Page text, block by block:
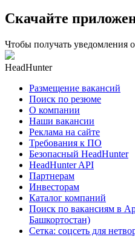
Скачайте
Чтобы получать уведомления
HeadHunter
Размещение вакансий
Поиск по резюме
О компании
Наши вакансии
Реклама на сайте
Требования к ПО
Безопасный HeadHunter
HeadHunter API
Партнерам
Инвесторам
Каталог компаний
Поиск по вакансиям в
Башкортостан)
Сетка: соцсеть для